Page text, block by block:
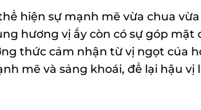
hiện sự mạnh mẽ vừa chua vừa
hương vị ấy còn có sự góp mặt
thức cảm nhận từ vị ngọt của
mẽ và sảng khoái, để lại hậu vị